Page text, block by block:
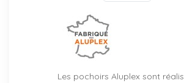
Les pochoirs Aluplex sont